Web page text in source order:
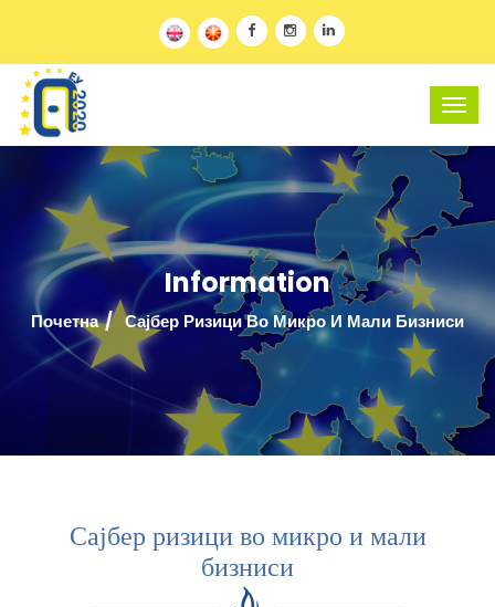
Information
Почетна Сајбер Ризици Во Микро И Мали Бизниси
Сајбер ризици во микро и мали
бизниси